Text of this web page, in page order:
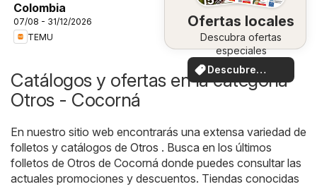
Colombia
07/08 - 31/12/2026
TEMU
Ofertas locales
Descubra ofertas
especiales
Descubre
ofertas
Catálogos y ofertas en la categoría
Otros - Cocorná
En nuestro sitio web encontrarás una extensa variedad de
folletos y catálogos de Otros . Busca en los últimos
folletos de Otros de Cocorná donde puedes consultar las
actuales promociones y descuentos. Tiendas conocidas